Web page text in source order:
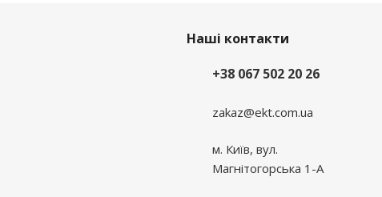
Наші контакти
+38 067 502 20 26
zakaz@ekt.com.ua
м. Київ, вул.
Магнітогорська 1-А